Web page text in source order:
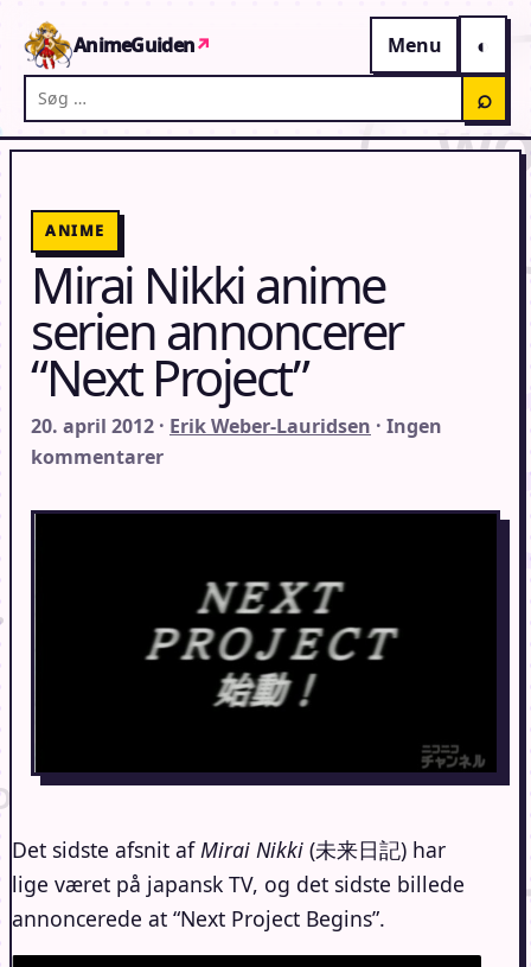
AnimeGuiden↗
Menu
Søg på AnimeGuiden
⌕
ANIME
Mirai Nikki anime
serien annoncerer
“Next Project”
20. april 2012 · Erik Weber-Lauridsen · Ingen
kommentarer
Det sidste afsnit af Mirai Nikki (未来日記) har
lige været på japansk TV, og det sidste billede
annoncerede at “Next Project Begins”.